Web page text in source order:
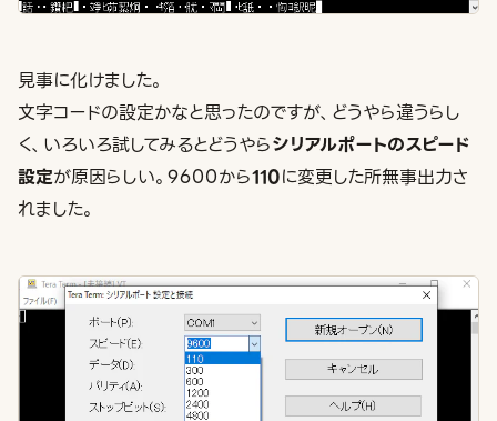
見事に化けました。
文字コードの設定かなと思ったのですが、どうやら違うらし
く、いろいろ試してみるとどうやらシリアルポートのスピード
設定が原因らしい。9600から110に変更した所無事出力さ
れました。